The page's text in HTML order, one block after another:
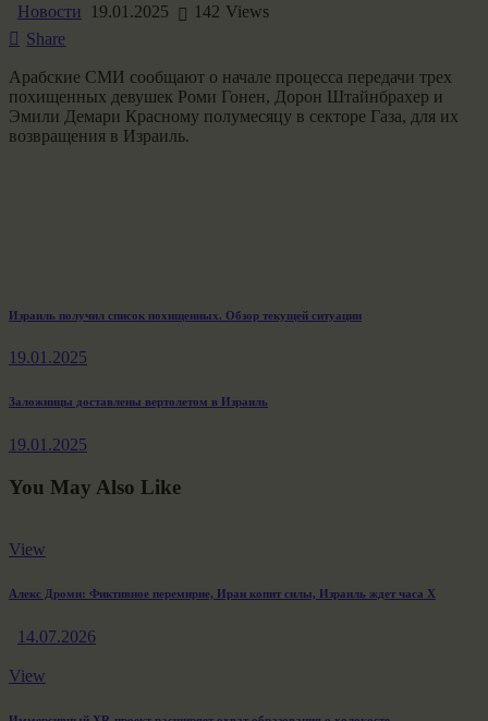
Новости 19.01.2025 142 Views
Share
Арабские СМИ сообщают о начале процесса передачи трех
похищенных девушек Роми Гонен, Дорон Штайнбрахер и
Эмили Демари Красному полумесяцу в секторе Газа, для их
возвращения в Израиль.
Навигация
по
Previous
Израиль получил список похищенных. Обзор текущей ситуации
19.01.2025
Next
Заложницы доставлены вертолетом в Израиль
19.01.2025
You May Also Like
View
Алекс Дроми: Фиктивное перемирие, Иран копит силы, Израиль ждет часа X
14.07.2026
View